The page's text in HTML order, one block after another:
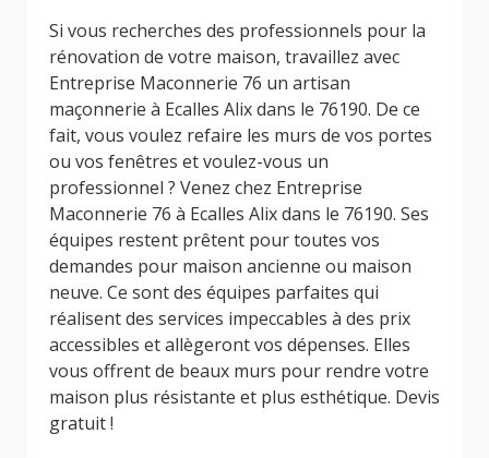
Si vous recherches des professionnels pour la
rénovation de votre maison, travaillez avec
Entreprise Maconnerie 76 un artisan
maçonnerie à Ecalles Alix dans le 76190. De ce
fait, vous voulez refaire les murs de vos portes
ou vos fenêtres et voulez-vous un
professionnel ? Venez chez Entreprise
Maconnerie 76 à Ecalles Alix dans le 76190. Ses
équipes restent prêtent pour toutes vos
demandes pour maison ancienne ou maison
neuve. Ce sont des équipes parfaites qui
réalisent des services impeccables à des prix
accessibles et allègeront vos dépenses. Elles
vous offrent de beaux murs pour rendre votre
maison plus résistante et plus esthétique. Devis
gratuit !